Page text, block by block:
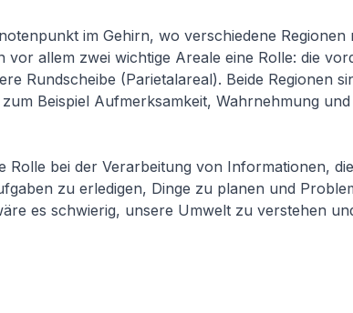
im Gehirn, wo verschiedene Regionen
vor allem zwei wichtige Areale eine Rolle: die
Rundscheibe (Parietalareal). Beide Regionen
Beispiel Aufmerksamkeit, Wahrnehmung
Rolle bei der Verarbeitung von Informationen,
zu erledigen, Dinge zu planen und
es schwierig, unsere Umwelt zu verstehen